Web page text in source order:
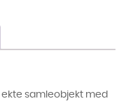
samleobjekt med